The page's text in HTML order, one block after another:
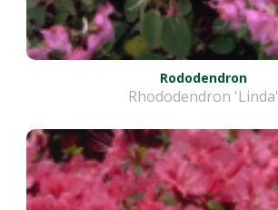
Rododendron
Rhododendron 'Linda'